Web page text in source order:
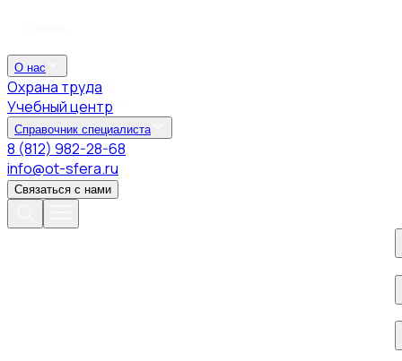
О нас
Охрана труда
Учебный центр
Справочник специалиста
8 (812) 982-28-68
info@ot-sfera.ru
Связаться с нами